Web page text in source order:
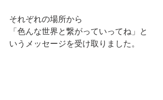
それぞれの場所から
「色んな世界と繋がっていってね」と
いうメッセージを受け取りました。